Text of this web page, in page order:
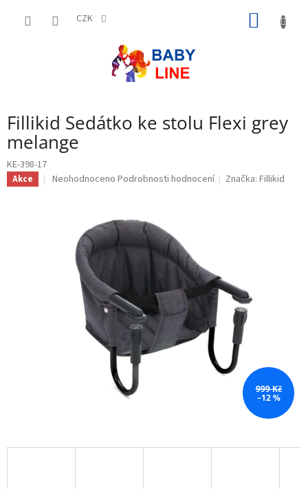
CZK
Fillikid Sedátko ke stolu Flexi grey
melange
KE-398-17
Akce
Průměrné
hvězdiček.
Neohodnoceno Podrobnosti hodnocení Značka:Fillikid
999 Kč
–12 %